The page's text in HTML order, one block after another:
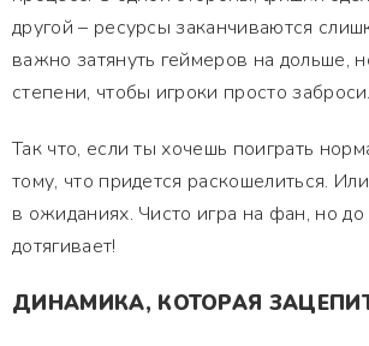
другой – ресурсы заканчиваются
важно затянуть геймеров на дольше,
степени, чтобы игроки просто
Так что, если ты хочешь поиграть
тому, что придется раскошелиться.
в ожиданиях. Чисто игра на фан, но до
дотягивает!
ДИНАМИКА, КОТОРАЯ